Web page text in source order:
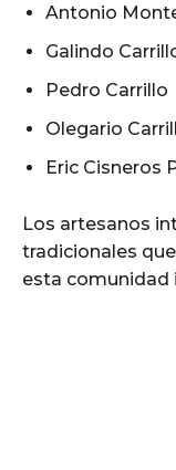
Antonio
Galindo
Pedro Carrillo
Olegario
Eric Cisneros
Los artesanos
tradicionales
esta comunidad